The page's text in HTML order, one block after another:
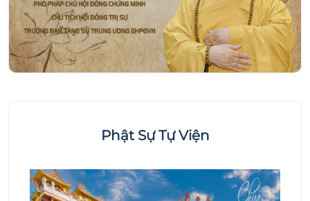
Phật Sự Tự Viện